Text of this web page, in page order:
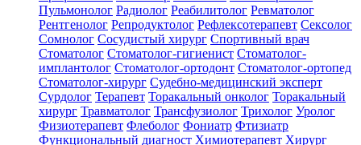
Пульмонолог Радиолог Реабилитолог Ревматолог
Рентгенолог Репродуктолог Рефлексотерапевт Сексолог
Сомнолог Сосудистый хирург Спортивный врач
Стоматолог Стоматолог-гигиенист Стоматолог-
имплантолог Стоматолог-ортодонт Стоматолог-ортопед
Стоматолог-хирург Судебно-медицинский эксперт
Сурдолог Терапевт Торакальный онколог Торакальный
хирург Травматолог Трансфузиолог Трихолог Уролог
Физиотерапевт Флеболог Фониатр Фтизиатр
Функциональный диагност Химиотерапевт Хирург